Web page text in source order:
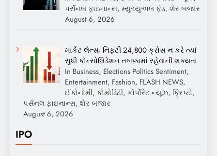
પર્સનલ ફાઇનાન્સ, મ્યુચ્યુઅલ ફંડ, શેર બજાર
August 6, 2026
માર્કેટ લેન્સઃ નિફ્ટી 24,800 ક્રોસ ન કરે ત્યાં
સુધી કોન્સોલિડેશન તબક્કામાં રહેવાની શક્યતા
In Business, Elections Politics Sentiment,
Entertainment, Fashion, FLASH NEWS,
ઈકોનોમી, કોમોડિટી, કોર્પોરેટ ન્યૂઝ, ક્રિપ્ટો,
પર્સનલ ફાઇનાન્સ, શેર બજાર
August 6, 2026
IPO